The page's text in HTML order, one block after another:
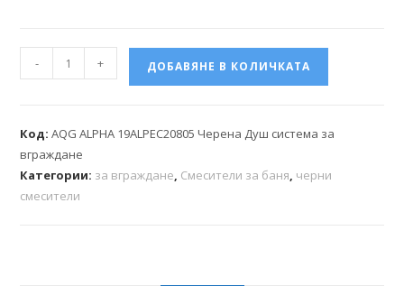
- + ДОБАВЯНЕ В КОЛИЧКАТА
Код:AQG ALPHA 19ALPEC20805 Черена Душ система за
вграждане
Категории: за вграждане, Смесители за баня, черни
смесители